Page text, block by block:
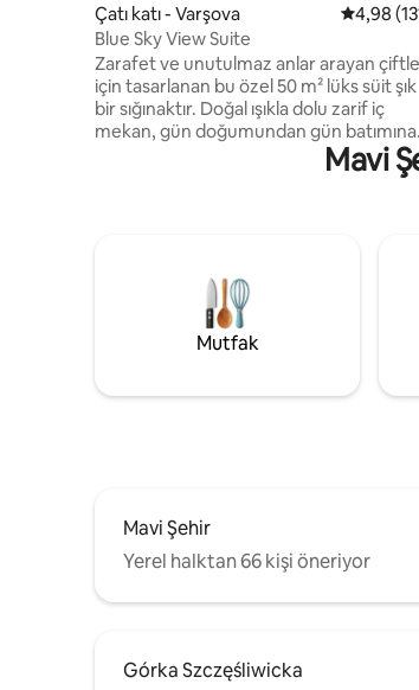
Çatı katı - Varşova 54,98
Blue Sky View Suite
Zarafet ve unutulmaz anlar arayan
için tasarlanan bu özel 50 m² lüks süit şık
bir sığınaktır. Doğal ışıkla dolu zarif iç
mekan, gün doğumundan gün batımına
kadar dinlenmek için mükemmel olan
nefes kesici Mavi Gökyüzü
bulunmaktadır. Her ayrıntı konforu,
zarafeti ve unutulmaz bir konaklamayı
birleştirmek için tasarlanmıştır.
Mavi
Mutfak
Mavi Şehir
Yerel halktan 66 kişi öneriyor
Górka Szczęśliwicka